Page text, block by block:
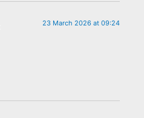
23 March 2026 at 09:24